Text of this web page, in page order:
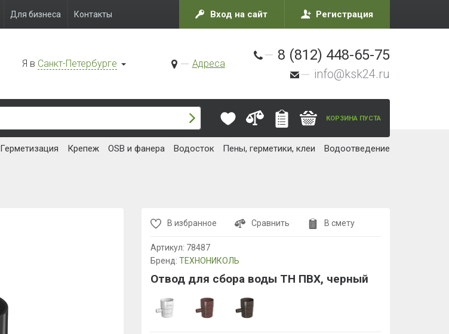
Для бизнеса Контакты Вход на сайт Регистрация
Я в Санкт-Петербурге Адреса
8 (812) 448-65-75
info@ksk24.ru
КОРЗИНА ПУСТА
Герметизация Крепеж OSB и фанера Водосток Пены, герметики, клеи Водоотведение
В избранное Сравнить В смету
Артикул: 78487
Бренд: ТЕХНОНИКОЛЬ
Отвод для сбора воды ТН ПВХ, черный